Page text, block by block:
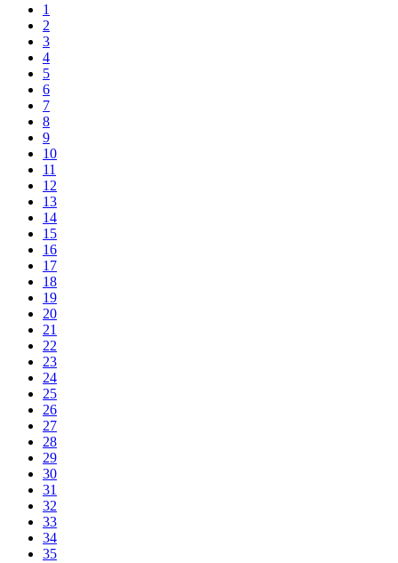
1
2
3
4
5
6
7
8
9
10
11
12
13
14
15
16
17
18
19
20
21
22
23
24
25
26
27
28
29
30
31
32
33
34
35